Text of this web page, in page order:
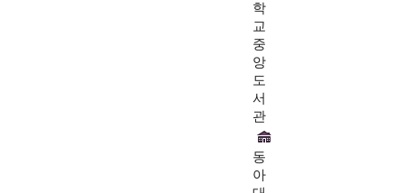
학
교
중
앙
도
서
관
동
아